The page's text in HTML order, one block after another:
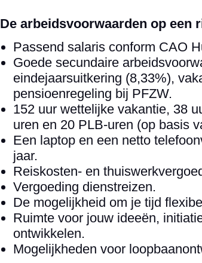
De arbeidsvoorwaarden op een
Passend salaris conform CAO
Goede secundaire
eindejaarsuitkering (8,33%),
pensioenregeling bij PFZW.
152 uur wettelijke vakantie, 38
uren en 20 PLB-uren (op basis
Een laptop en een netto
jaar.
Reiskosten- en
Vergoeding dienstreizen.
De mogelijkheid om je tijd
Ruimte voor jouw ideeën,
ontwikkelen.
Mogelijkheden voor